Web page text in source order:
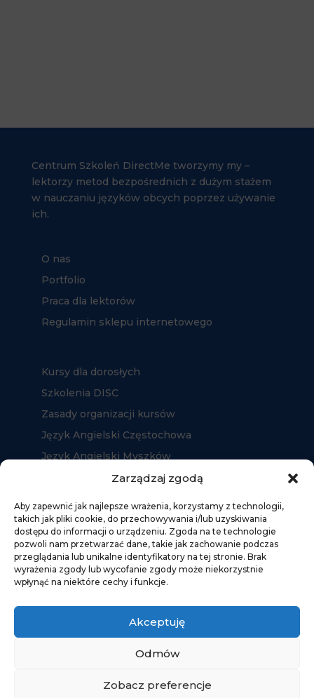
Zarządzaj zgodą
Aby zapewnić jak najlepsze wrażenia, korzystamy z technologii,
takich jak pliki cookie, do przechowywania i/lub uzyskiwania
dostępu do informacji o urządzeniu. Zgoda na te technologie
pozwoli nam przetwarzać dane, takie jak zachowanie podczas
przeglądania lub unikalne identyfikatory na tej stronie. Brak
wyrażenia zgody lub wycofanie zgody może niekorzystnie
wpłynąć na niektóre cechy i funkcje.
Akceptuję
Odmów
Zobacz preferencje
Centrum Szkoleń DirectMe tworzymy my –
lektorzy metod bezpośrednich z dużym stażem
w nauczaniu języków obcych poprzez używanie
ich.
O nas
Portfolio
Praca dla lektorów
Regulamin sklepu internetowego
Kursy dla dorosłych
Szkolenia DISC
Zasady organizacji kursów
Język Angielski Częstochowa
Język Angielski Myszków
Język Angielski Kłobuck